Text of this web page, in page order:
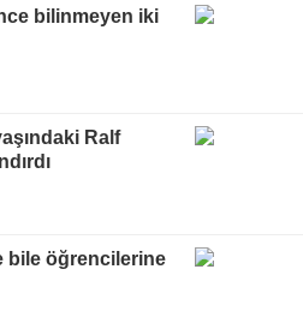
bilinmeyen iki
Ralf
bile öğrencilerine